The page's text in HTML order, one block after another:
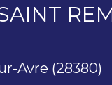
Avre (28380)